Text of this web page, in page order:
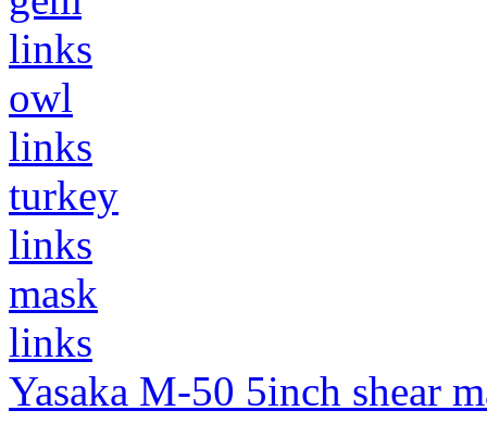
links
owl
links
turkey
links
mask
links
Yasaka M-50 5inch shear